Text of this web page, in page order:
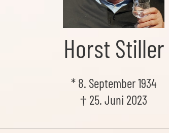
Horst Stiller
* 8. September 1934
† 25. Juni 2023